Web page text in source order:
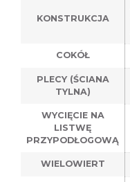
KONSTRUKCJA
COKÓŁ
PLECY (ŚCIANA
TYLNA)
WYCIĘCIE NA
LISTWĘ
PRZYPODŁOGOWĄ
WIELOWIERT